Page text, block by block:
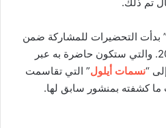
بدأت التحضيرات للمشاركة ضمن
السباق الدرامي الرمضاني 2025. والتي ستكون حاضرة به عبر
“نسمات أيلول” التي تقاسمت
كشفته بمنشور سابق لها.